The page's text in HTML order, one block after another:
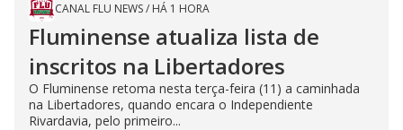
CANAL FLU NEWS/ HÁ 1 HORA
Fluminense atualiza lista de
inscritos na Libertadores
O Fluminense retoma nesta terça-feira (11) a caminhada
na Libertadores, quando encara o Independiente
Rivardavia, pelo primeiro...